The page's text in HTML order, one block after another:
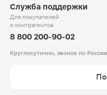
Служба поддержки
Для покупателей
и контрагентов
8 800 200-90-02
Круглосуточно, звонок по